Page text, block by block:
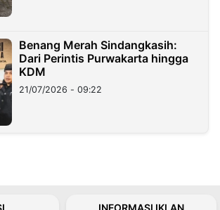
Benang Merah Sindangkasih:
Dari Perintis Purwakarta hingga
KDM
21/07/2026 - 09:22